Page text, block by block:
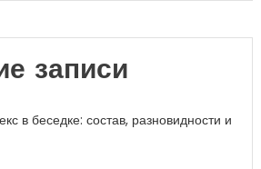
записи
в беседке: состав, разновидности и